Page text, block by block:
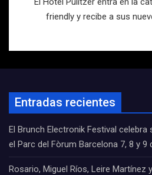
friendly y recibe a sus
Entradas recientes
El Brunch Electronik Festival
el Parc del Fòrum Barcelona 7, 8 y 9
Rosario, Miguel Ríos, Leire